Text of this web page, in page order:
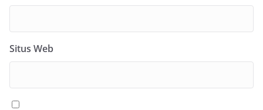
Situs Web